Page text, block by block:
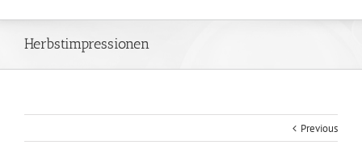
Herbstimpressionen
Previous